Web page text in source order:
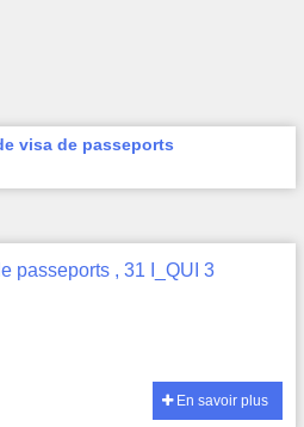
visa de passeports
passeports , 31 I_QUI 3
En savoir plus